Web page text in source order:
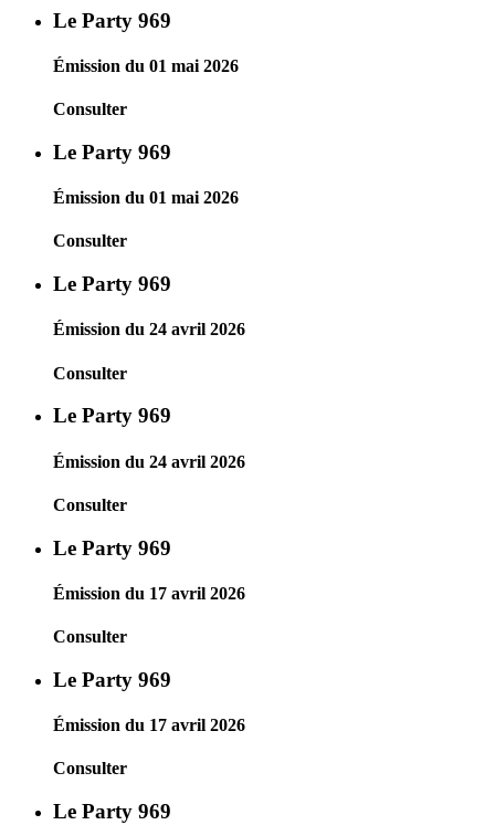
Le Party 969
Émission du 01 mai 2026
Consulter
Le Party 969
Émission du 01 mai 2026
Consulter
Le Party 969
Émission du 24 avril 2026
Consulter
Le Party 969
Émission du 24 avril 2026
Consulter
Le Party 969
Émission du 17 avril 2026
Consulter
Le Party 969
Émission du 17 avril 2026
Consulter
Le Party 969